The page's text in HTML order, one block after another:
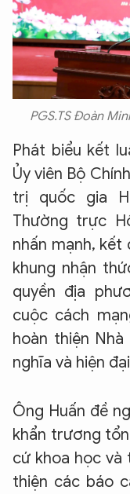
PGS.TS Đoàn
Phát biểu kết
Ủy viên Bộ
trị quốc gia
Thường trực
nhấn mạnh,
khung nhận
quyền địa
cuộc cách
hoàn thiện
nghĩa và hiện
Ông Huấn đề
khẩn trương
cứ khoa học
thiện các báo
XIN
TÔI LÀ